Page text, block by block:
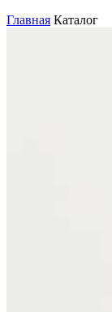
Главная Каталог